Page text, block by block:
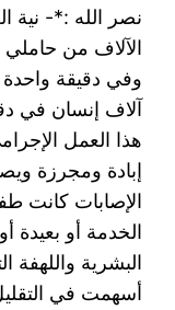
نصر الله :*- نية
الآلاف من
آلاف إنسان في
هذا العمل
إبادة ومجرزة
الإصابات كانت
الخدمة أو بعيدة
البشرية
أسهمت في